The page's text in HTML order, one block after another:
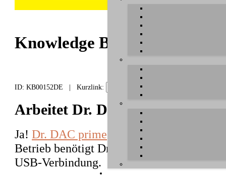
Knowledge Base / FAQ
ID: KB00152DE | Kurzlink:
Arbeitet Dr. DAC prime ohne
Ja! Dr. DAC prime arbeitet auch ohne PC
Betrieb benötigt Dr. DAC prime nur die
USB-Verbindung.